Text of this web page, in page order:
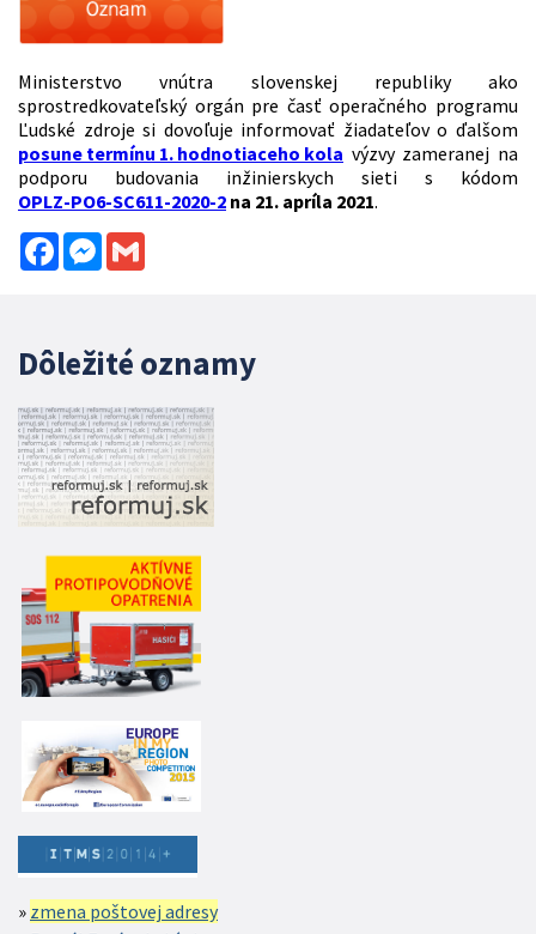
Ministerstvo vnútra slovenskej republiky ako
sprostredkovateľský orgán pre časť operačného programu
Ľudské zdroje si dovoľuje informovať žiadateľov o ďalšom
posune termínu 1. hodnotiaceho kola výzvy zameranej na
podporu budovania inžinierskych sieti s kódom
OPLZ-PO6-SC611-2020-2 na 21. apríla 2021.
FacebookMessenger
Dôležité oznamy
zmena poštovej adresy